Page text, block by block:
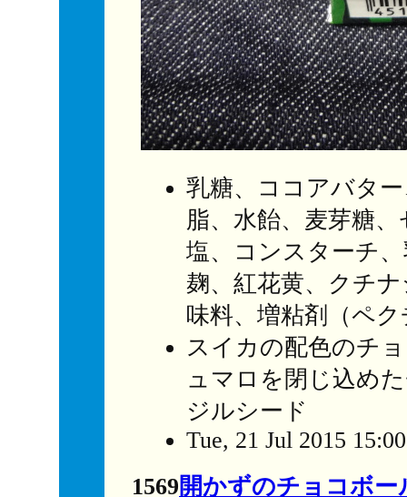
乳糖、ココアバタ
脂、水飴、麦芽糖
塩、コンスターチ
麹、紅花黄、クチ
味料、増粘剤（ペ
スイカの配色のチ
ュマロを閉じ込め
ジルシード
Tue, 21 Jul 2015
1569開かずのチョコボー